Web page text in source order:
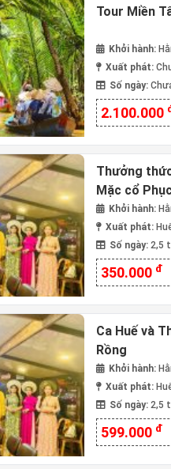
Tour Miền
Khởi hành:
Xuất phát:
Số ngày:
2.100.000
Thưởng
Mặc cổ
Khởi hành:
Xuất phát:
Số ngày: 2,5
350.000 đ
Ca Huế và
Rồng
Khởi hành:
Xuất phát:
Số ngày: 2,5
599.000 đ